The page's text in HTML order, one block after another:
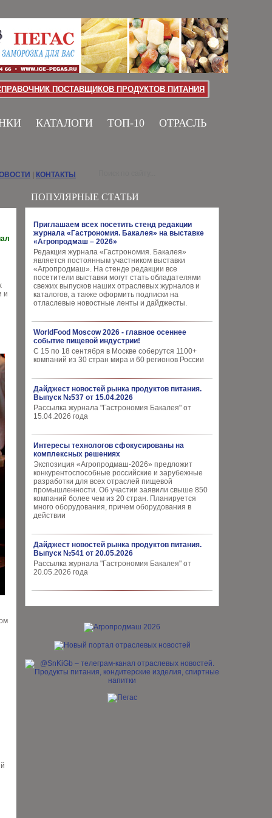
ПОСТАВЩИКОВ ПРОДУКТОВ ПИТАНИЯ
КАТАЛОГИ ТОП-10 ОТРАСЛЬ
ПОПУЛЯРНЫЕ СТАТЬИ
Приглашаем всех посетить стенд редакции
журнала «Гастрономия. Бакалея» на выставке
«Агропродмаш – 2026»
Редакция журнала «Гастрономия. Бакалея»
является постоянным участником выставки
«Агропродмаш». На стенде редакции все
посетители выставки могут стать обладателями
свежих выпусков наших отраслевых журналов и
каталогов, а также оформить подписки на
отласлевые новостные ленты и дайджесты.
WorldFood Moscow 2026 - главное осеннее
событие пищевой индустрии!
С 15 по 18 сентября в Москве соберутся 1100+
компаний из 30 стран мира и 60 регионов России
Дайджест новостей рынка продуктов питания.
Выпуск №537 от 15.04.2026
Рассылка журнала "Гастрономия Бакалея" от
15.04.2026 года
Интересы технологов сфокусированы на
комплексных решениях
Экспозиция «Агропродмаш-2026» предложит
конкурентоспособные российские и зарубежные
разработки для всех отраслей пищевой
промышленности. Об участии заявили свыше 850
компаний более чем из 20 стран. Планируется
много оборудования, причем оборудования в
действии
Дайджест новостей рынка продуктов питания.
Выпуск №541 от 20.05.2026
Рассылка журнала "Гастрономия Бакалея" от
20.05.2026 года
КОНТАКТЫ
и